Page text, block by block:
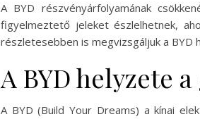
A BYD részvényárfolyamának
figyelmeztető jeleket észlelhetnek,
részletesebben is megvizsgáljuk a BYD
A BYD helyzete
A BYD (Build Your Dreams) a kínai